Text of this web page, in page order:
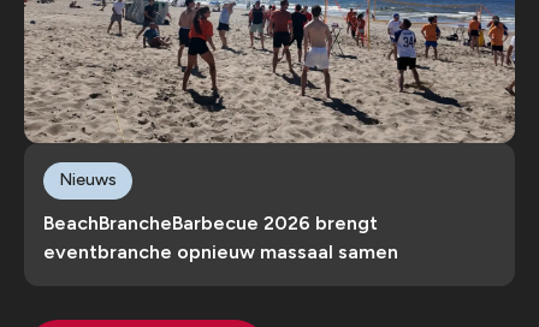
BeachBrancheBarbecue 2026 brengt
eventbranche opnieuw massaal samen
Nieuws